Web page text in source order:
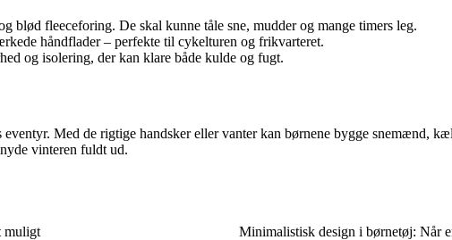
blød fleeceforing. De skal kunne tåle sne, mudder og mange timers leg.
håndflader – perfekte til cykelturen og frikvarteret.
og isolering, der kan klare både kulde og fugt.
Med de rigtige handsker eller vanter kan børnene bygge snemænd,
vinteren fuldt ud.
muligt Minimalistisk design i børnetøj: Når